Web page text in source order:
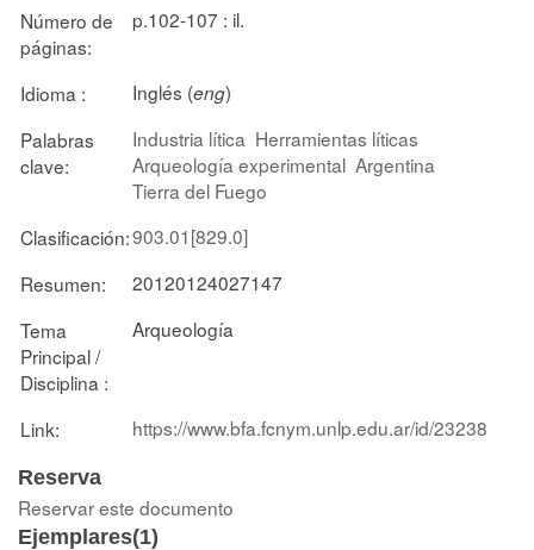
Número de
páginas:
p.102-107 : il.
Idioma : Inglés (eng)
Palabras
clave:
Industria lítica Herramientas líticas
Arqueología experimental Argentina
Tierra del Fuego
Clasificación:903.01[829.0]
Resumen:
20120124027147
Tema
Principal /
Disciplina :
Arqueología
Link: https://www.bfa.fcnym.unlp.edu.ar/id/23238
Reserva
Reservar este documento
Ejemplares(1)